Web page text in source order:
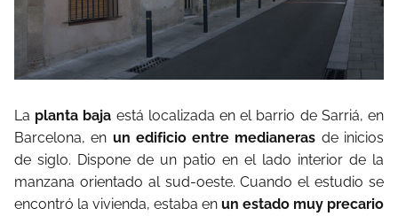
La planta baja está localizada en el barrio de Sarriá, en
Barcelona, en un edificio entre medianeras de inicios
de siglo. Dispone de un patio en el lado interior de la
manzana orientado al sud-oeste. Cuando el estudio se
encontró la vivienda, estaba en un estado muy precario